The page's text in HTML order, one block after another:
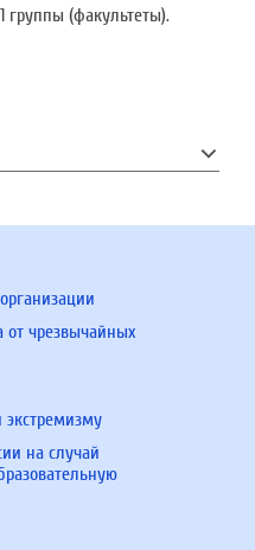
группы (факультеты).
от чрезвычайных
экстремизму
на случай